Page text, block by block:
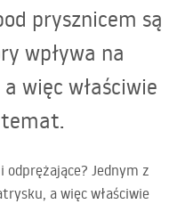
prysznicem są
wpływa na
więc właściwie
temat.
odprężające? Jednym z
a więc właściwie